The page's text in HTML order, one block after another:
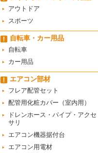
アウトドア
スポーツ
自転車・カー用品
自転車
カー用品
エアコン部材
フレア配管セット
配管用化粧カバー（室内用）
ドレンホース・パイプ・アクセ
サリ
エアコン機器据付台
エアコン用電材